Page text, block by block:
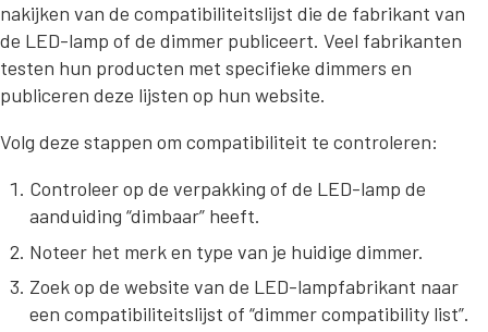
nakijken van de compatibiliteitslijst die de fabrikant van
de LED-lamp of de dimmer publiceert. Veel fabrikanten
testen hun producten met specifieke dimmers en
publiceren deze lijsten op hun website.
Volg deze stappen om compatibiliteit te controleren:
Controleer op de verpakking of de LED-lamp de
aanduiding “dimbaar” heeft.
Noteer het merk en type van je huidige dimmer.
Zoek op de website van de LED-lampfabrikant naar
een compatibiliteitslijst of “dimmer compatibility list”.